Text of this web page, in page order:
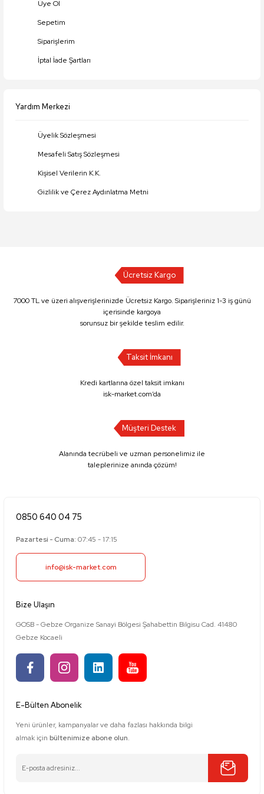
Üye Ol
Sepetim
Siparişlerim
İptal İade Şartları
Yardım Merkezi
Üyelik Sözleşmesi
Mesafeli Satış Sözleşmesi
Kişisel Verilerin K.K.
Gizlilik ve Çerez Aydınlatma Metni
Ücretsiz Kargo
7000 TL ve üzeri alışverişlerinizde Ücretsiz Kargo. Siparişleriniz 1-3 iş günü
içerisinde kargoya
sorunsuz bir şekilde teslim edilir.
Taksit İmkanı
Kredi kartlarına özel taksit imkanı
isk-market.com’da
Müşteri Destek
Alanında tecrübeli ve uzman personelimiz ile
taleplerinize anında çözüm!
0850 640 04 75
Pazartesi - Cuma: 07:45 - 17:15
info@isk-market.com
Bize Ulaşın
GOSB - Gebze Organize Sanayi Bölgesi Şahabettin Bilgisu Cad. 41480
Gebze Kocaeli
E-Bülten Abonelik
Yeni ürünler, kampanyalar ve daha fazlası hakkında bilgi
almak için bültenimize abone olun.